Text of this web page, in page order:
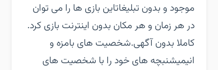
موجود و بدون تبلیغات‏این بازی ها را می توان
در هر زمان و هر مکان بدون اینترنت بازی کرد.
کاملا بدون آگهی.‏شخصیت های بامزه و
انیمیشن‏بچه های خود را با شخصیت های